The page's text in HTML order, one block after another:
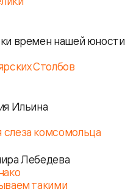
времен нашей юности
Столбов
Ильина
комсомольца
Лебедева
такими